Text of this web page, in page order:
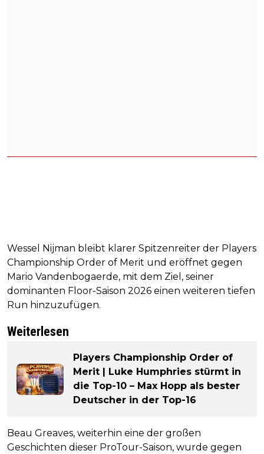
Wessel Nijman bleibt klarer Spitzenreiter der Players
Championship Order of Merit und eröffnet gegen
Mario Vandenbogaerde, mit dem Ziel, seiner
dominanten Floor-Saison 2026 einen weiteren tiefen
Run hinzuzufügen.
Weiterlesen
Players Championship Order of
Merit | Luke Humphries stürmt in
die Top-10 – Max Hopp als bester
Deutscher in der Top-16
Beau Greaves, weiterhin eine der großen
Geschichten dieser ProTour-Saison, wurde gegen